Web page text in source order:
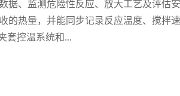
据、监测危险性反应、放大工艺及评估
的热量，并能同步记录反应温度、搅拌
套控温系统和...